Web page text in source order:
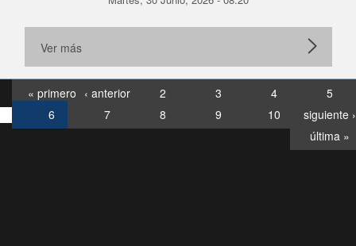
Ver más
« primero ‹ anterior 2 3 4
5
6
7 8 9 10
siguiente ›
última »